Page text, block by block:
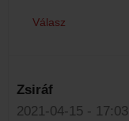
Válasz
Zsiráf
2021-04-15 - 17:03